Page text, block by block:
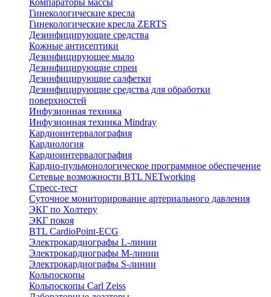
Компараторы массы
Гинекологические кресла
Гинекологические кресла ZERTS
Дезинфицирующие средства
Кожные антисептики
Дезинфицирующее мыло
Дезинфицирующие спреи
Дезинфицирующие салфетки
Дезинфицирующие средства для обработки
поверхностей
Инфузионная техника
Инфузионная техника Mindray
Кардиоинтервалография
Кардиология
Кардиоинтервалография
Кардио-пульмонологическое программное обеспечение
Сетевые возможности BTL NETworking
Стресс-тест
Суточное мониторирование артериального давления
ЭКГ по Холтеру
ЭКГ покоя
BTL CardioPoint-ECG
Электрокардиографы L-линии
Электрокардиографы M-линии
Электрокардиографы S-линии
Кольпоскопы
Кольпоскопы Carl Zeiss